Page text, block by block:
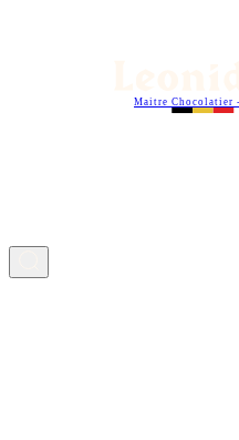
Maitre Chocolatier